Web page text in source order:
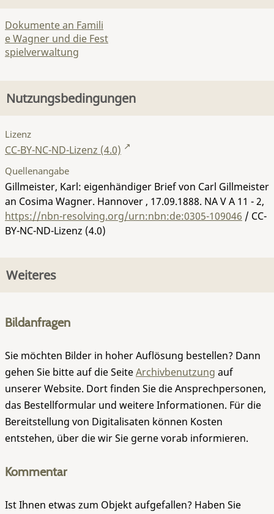
Dokumente an Famili
e Wagner und die Fest
spielverwaltung
Nutzungsbedingungen
Lizenz
CC-BY-NC-ND-Lizenz (4.0)
Quellenangabe
Gillmeister, Karl: eigenhändiger Brief von Carl Gillmeister
an Cosima Wagner. Hannover , 17.09.1888. NA V A 11 - 2,
https://nbn-resolving.org/urn:nbn:de:0305-109046 / CC-
BY-NC-ND-Lizenz (4.0)
Weiteres
Bildanfragen
Sie möchten Bilder in hoher Auflösung bestellen? Dann
gehen Sie bitte auf die SeiteArchivbenutzung auf
unserer Website. Dort finden Sie die Ansprechpersonen,
das Bestellformular und weitere Informationen. Für die
Bereitstellung von Digitalisaten können Kosten
entstehen, über die wir Sie gerne vorab informieren.
Kommentar
Ist Ihnen etwas zum Objekt aufgefallen? Haben Sie